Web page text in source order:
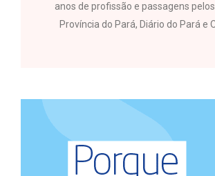
anos de profissão e passagens
Província do Pará, Diário do Pará e